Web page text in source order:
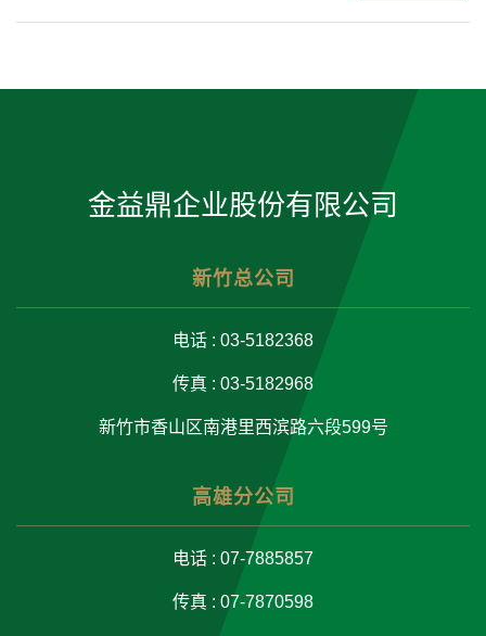
金益鼎企业股份有限公司
新竹总公司
电话 : 03-5182368
传真 : 03-5182968
新竹市香山区南港里西滨路六段599号
高雄分公司
电话 : 07-7885857
传真 : 07-7870598